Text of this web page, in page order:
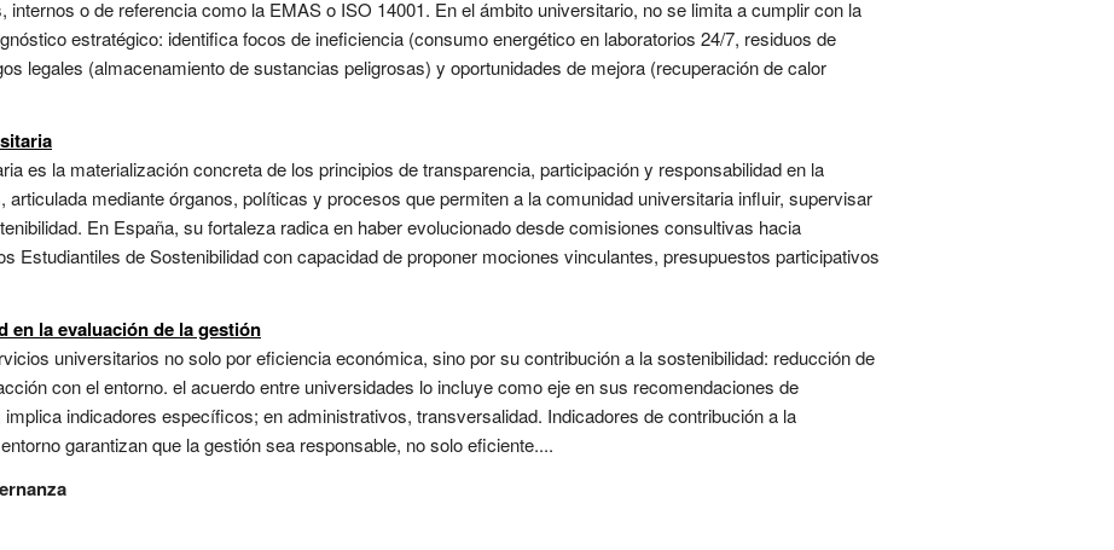
o de referencia como la EMAS o ISO 14001. En el ámbito universitario, no se limita a cumplir con la
estratégico: identifica focos de ineficiencia (consumo energético en laboratorios 24/7, residuos de
legales (almacenamiento de sustancias peligrosas) y oportunidades de mejora (recuperación de calor
es la materialización concreta de los principios de transparencia, participación y responsabilidad en la
articulada mediante órganos, políticas y procesos que permiten a la comunidad universitaria influir, supervisar
En España, su fortaleza radica en haber evolucionado desde comisiones consultivas hacia
Estudiantiles de Sostenibilidad con capacidad de proponer mociones vinculantes, presupuestos participativos
en la evaluación de la gestión
universitarios no solo por eficiencia económica, sino por su contribución a la sostenibilidad: reducción de
con el entorno. el acuerdo entre universidades lo incluye como eje en sus recomendaciones de
indicadores específicos; en administrativos, transversalidad. Indicadores de contribución a la
garantizan que la gestión sea responsable, no solo eficiente....